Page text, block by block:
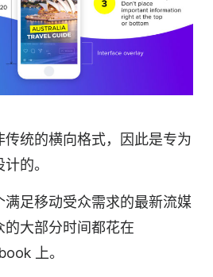
统的横向格式，因此是专为
的。
足移动受众需求的最新流媒
大部分时间都花在
上。